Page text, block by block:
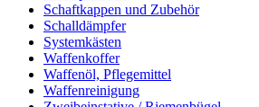
Schaftkappen und Zubehör
Schalldämpfer
Systemkästen
Waffenkoffer
Waffenöl, Pflegemittel
Waffenreinigung